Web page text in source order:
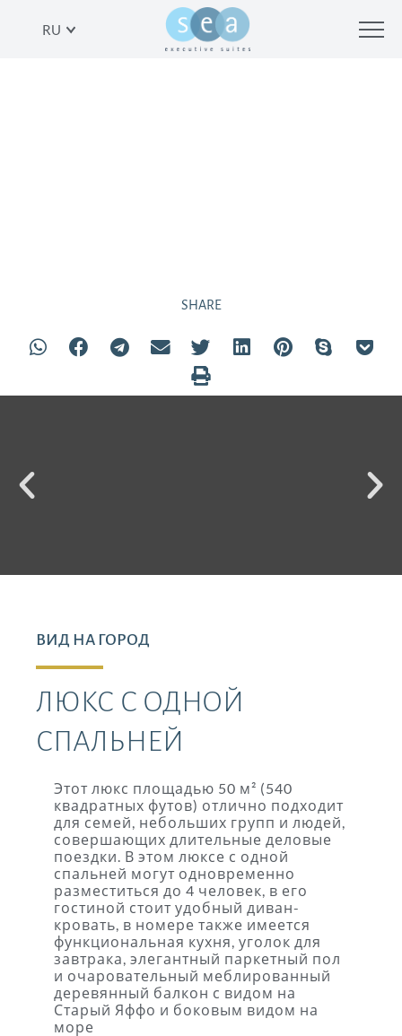
RU
SHARE
ВИД НА ГОРОД
ЛЮКС С ОДНОЙ
СПАЛЬНЕЙ
Этот люкс площадью 50 м² (540
квадратных футов) отлично подходит
для семей, небольших групп и людей,
совершающих длительные деловые
поездки. В этом люксе с одной
спальней могут одновременно
разместиться до 4 человек, в его
гостиной стоит удобный диван-
кровать, в номере также имеется
функциональная кухня, уголок для
завтрака, элегантный паркетный пол
и очаровательный меблированный
деревянный балкон с видом на
Старый Яффо и боковым видом на
море